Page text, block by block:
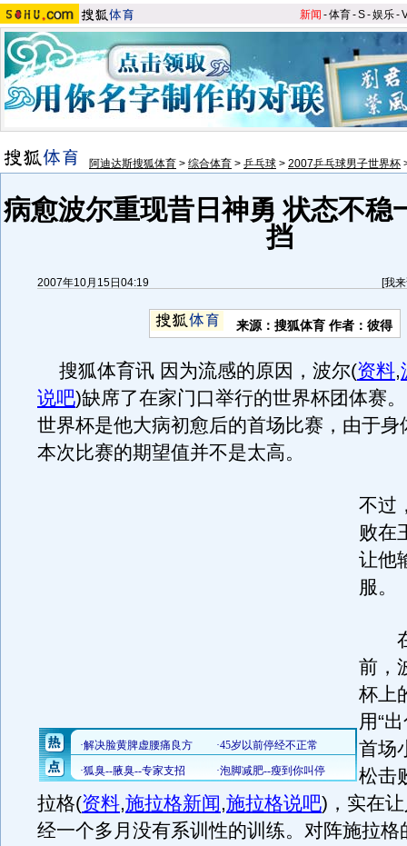
新闻 -体育-S-娱乐-
阿迪达斯搜狐体育 > 综合体育 > 乒乓球 > 2007乒乓球男子世界杯
病愈波尔重现昔日神勇 状态不稳
挡
2007年10月15日04:19 [我
来源：搜狐体育 作者：彼得
搜狐体育讯 因为流感的原因，波尔(资料,
说吧)缺席了在家门口举行的世界杯团体赛
世界杯是他大病初愈后的首场比赛，由于身
本次比赛的期望值并不是太高。
不过
败在
让他
服。
在
前，
杯上
用“
首场
松击
拉格(资料,施拉格新闻,施拉格说吧) ，实在
经一个多月没有系训性的训练。对阵施拉格